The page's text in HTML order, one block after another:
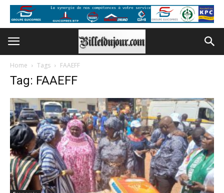
Home Tags FAAEFF
Tag: FAAEFF